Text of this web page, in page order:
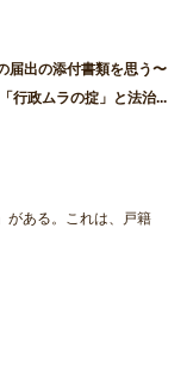
届出の添付書類を思う〜
政ムラの掟」と法治...
がある。これは、戸籍